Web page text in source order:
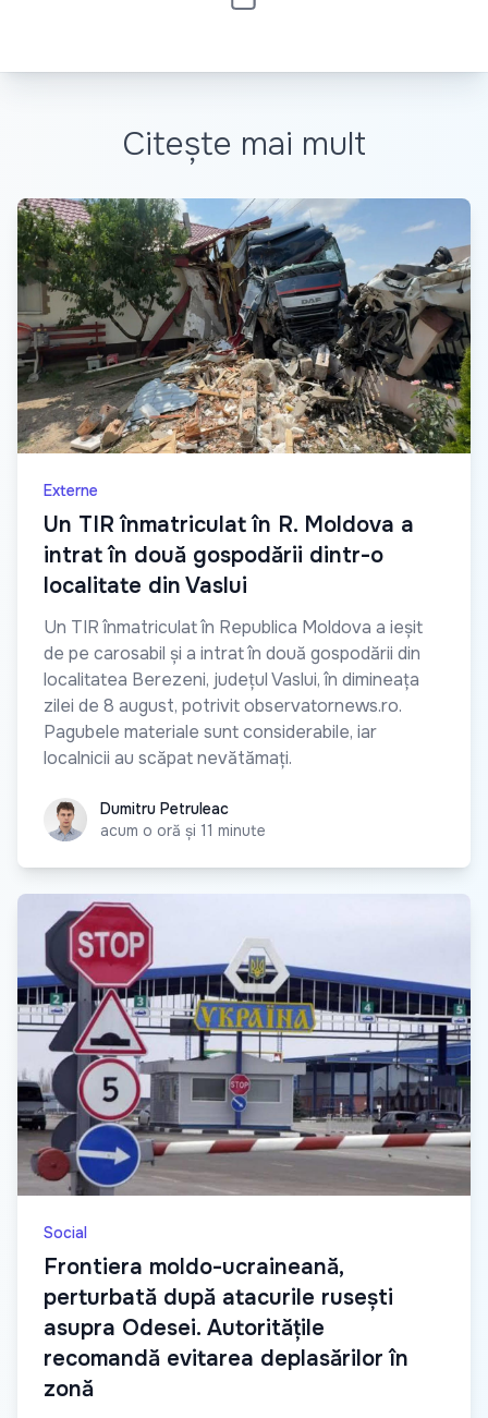
Citește mai mult
Externe
Un TIR înmatriculat în R. Moldova a
intrat în două gospodării dintr-o
localitate din Vaslui
Un TIR înmatriculat în Republica Moldova a ieșit
de pe carosabil și a intrat în două gospodării din
localitatea Berezeni, județul Vaslui, în dimineața
zilei de 8 august, potrivit observatornews.ro.
Pagubele materiale sunt considerabile, iar
localnicii au scăpat nevătămați.
Dumitru Petruleac
Dumitru Petruleac
acum o oră și 11 minute
Social
Frontiera moldo-ucraineană,
perturbată după atacurile rusești
asupra Odesei. Autoritățile
recomandă evitarea deplasărilor în
zonă